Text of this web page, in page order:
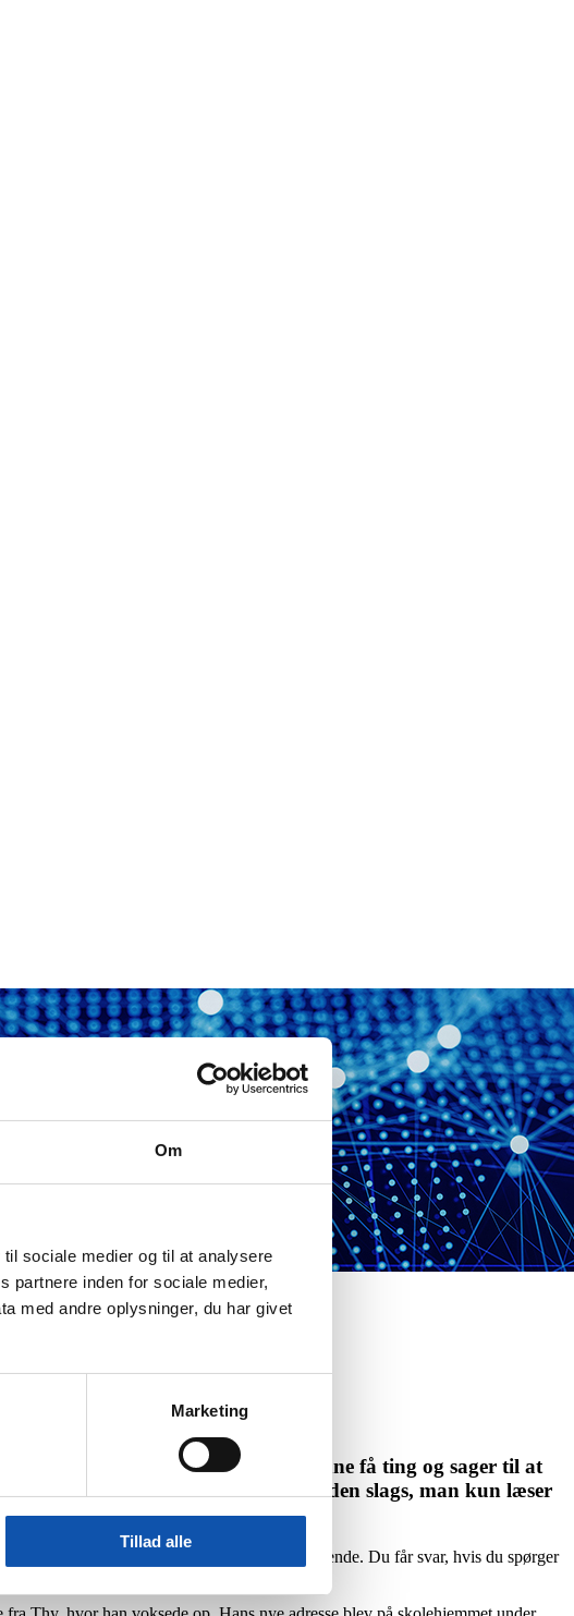
Om
sociale medier og til at analysere
partnere inden for sociale medier,
med andre oplysninger, du har givet
Marketing
Tillad alle
konge med samme navn, der kunne få ting og sager til at
trods en barndom og ungdom af den slags, man kun læser
med et direkte og roligt blik. Venligt afventende. Du får svar, hvis du spørger